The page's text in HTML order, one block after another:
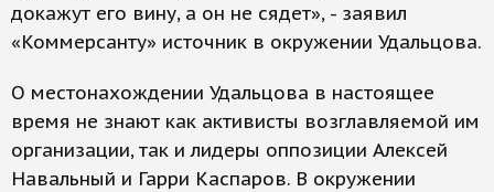
докажут его вину, а он не сядет», - заявил
«Коммерсанту» источник в окружении Удальцова.
О местонахождении Удальцова в настоящее
время не знают как активисты возглавляемой им
организации, так и лидеры оппозиции Алексей
Навальный и Гарри Каспаров. В окружении